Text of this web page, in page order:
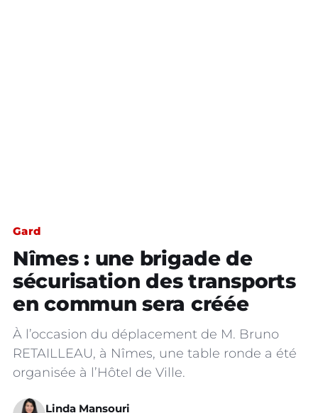
Gard
Nîmes : une brigade de
sécurisation des transports
en commun sera créée
À l’occasion du déplacement de M. Bruno
RETAILLEAU, à Nîmes, une table ronde a été
organisée à l’Hôtel de Ville.
Linda Mansouri